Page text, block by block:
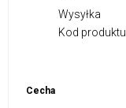
Wysyłka
Kod produktu
Cecha